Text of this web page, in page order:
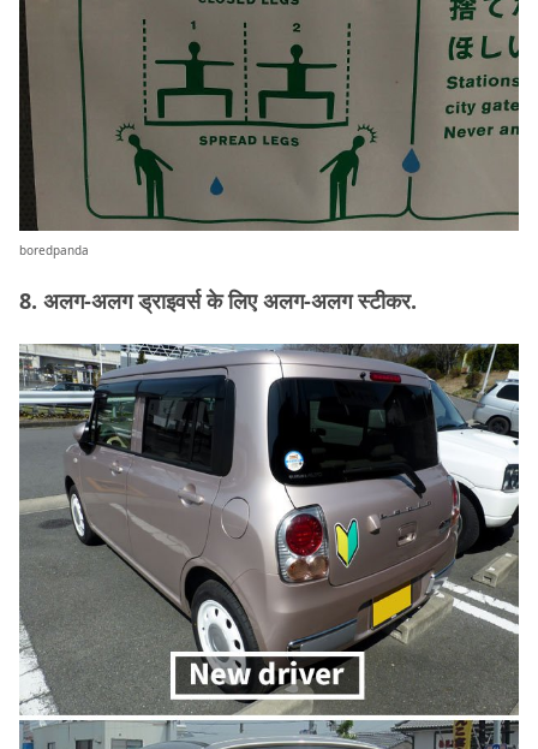
boredpanda
8. अलग-अलग ड्राइवर्स के लिए अलग-अलग स्टीकर.